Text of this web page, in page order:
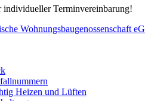
individueller Terminvereinbarung!
Heizen und Lüften